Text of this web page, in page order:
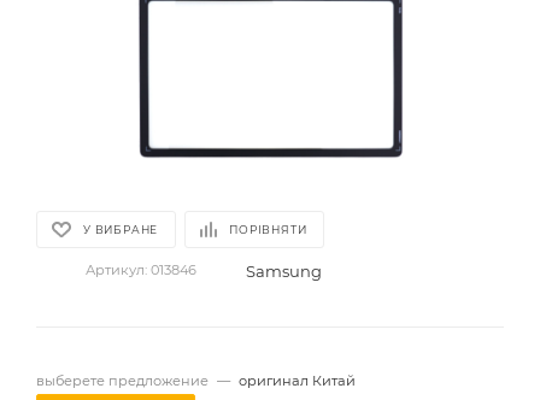
У ВИБРАНЕ ПОРІВНЯТИ
Артикул: 013846 Samsung
выберете предложение — оригинал Китай